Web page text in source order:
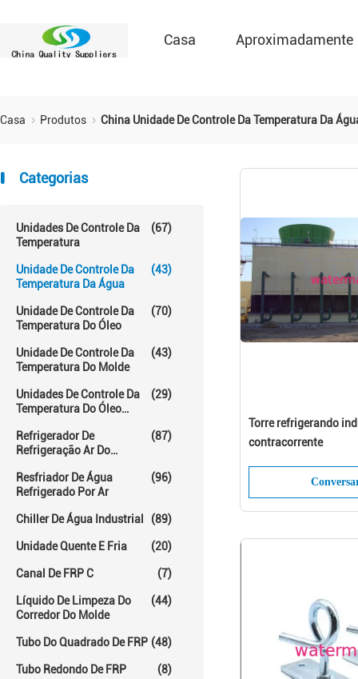
Casa Aproximadamente
Casa Produtos China Unidade De Controle Da Temperatura Da
Categorias
Unidades De Controle Da
Temperatura
(67)
Unidade De Controle Da
Temperatura Da Água
(43)
Unidade De Controle Da
Temperatura Do Óleo
(70)
Unidade De Controle Da
Temperatura Do Molde
(43)
Unidades De Controle Da
Temperatura Do Óleo
(29)
Refrigerador De
Refrigeração Ar Do
(87)
Resfriador De Água
Refrigerado Por Ar
(96)
Chiller De Água Industrial (89)
Unidade Quente E Fria (20)
Canal De FRP C (7)
Líquido De Limpeza Do
Corredor Do Molde
(44)
Tubo Do Quadrado De FRP (48)
Tubo Redondo De FRP (8)
Torre refrigerando
contracorrente